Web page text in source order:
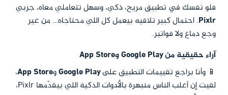
فلو نفسك في تطبيق مريح، ذكي، وسهل تتعاملي معاه، جربي
Pixlr. احتمال كبير تلاقيه بيعمل كل اللي محتاجاه… من غير
وجع دماغ ولا فواتير.
آراء حقيقية من Google Play وApp Store
📱 وأنا براجع تقييمات التطبيق علىGoogle PlayوApp Store،
لقيت إن أغلب الناس منبهرة بالأدوات الذكية اللي بيقدّمها Pixlr،